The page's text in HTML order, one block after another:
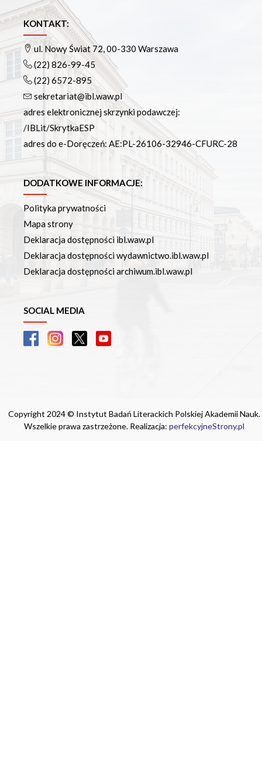
KONTAKT:
ul. Nowy Świat 72, 00-330 Warszawa
(22) 826-99-45
(22) 6572-895
sekretariat@ibl.waw.pl
adres elektronicznej skrzynki podawczej:
/IBLit/SkrytkaESP
adres do e-Doręczeń: AE:PL-26106-32946-CFURC-28
DODATKOWE INFORMACJE:
Polityka prywatności
Mapa strony
Deklaracja dostępności ibl.waw.pl
Deklaracja dostępności wydawnictwo.ibl.waw.pl
Deklaracja dostępności archiwum.ibl.waw.pl
SOCIAL MEDIA
Copyright 2024 © Instytut Badań Literackich Polskiej Akademii Nauk.
Wszelkie prawa zastrzeżone. Realizacja: perfekcyjneStrony.pl